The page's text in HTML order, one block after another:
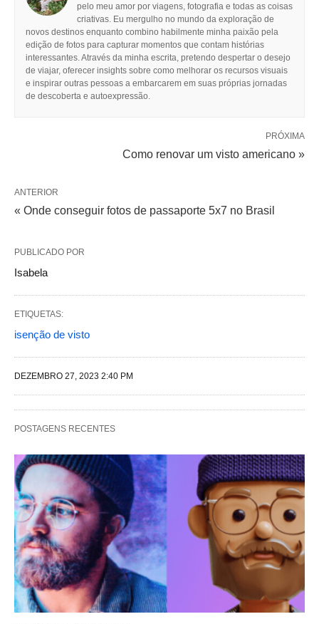
pelo meu amor por viagens, fotografia e todas as coisas
criativas. Eu mergulho no mundo da exploração de
novos destinos enquanto combino habilmente minha paixão pela
edição de fotos para capturar momentos que contam histórias
interessantes. Através da minha escrita, pretendo despertar o desejo
de viajar, oferecer insights sobre como melhorar os recursos visuais
e inspirar outras pessoas a embarcarem em suas próprias jornadas
de descoberta e autoexpressão.
PRÓXIMA
Como renovar um visto americano »
ANTERIOR
« Onde conseguir fotos de passaporte 5x7 no Brasil
PUBLICADO POR
Isabela
ETIQUETAS:
isenção de visto
DEZEMBRO 27, 2023 2:40 PM
POSTAGENS RECENTES